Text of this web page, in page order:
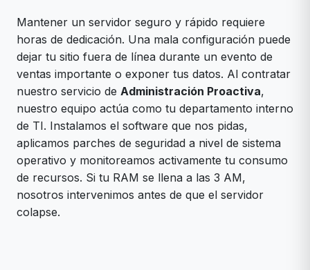
Mantener un servidor seguro y rápido requiere
horas de dedicación. Una mala configuración puede
dejar tu sitio fuera de línea durante un evento de
ventas importante o exponer tus datos. Al contratar
nuestro servicio de Administración Proactiva,
nuestro equipo actúa como tu departamento interno
de TI. Instalamos el software que nos pidas,
aplicamos parches de seguridad a nivel de sistema
operativo y monitoreamos activamente tu consumo
de recursos. Si tu RAM se llena a las 3 AM,
nosotros intervenimos antes de que el servidor
colapse.